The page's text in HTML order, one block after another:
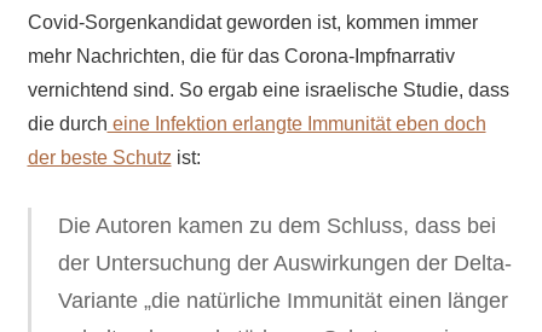
Covid-Sorgenkandidat geworden ist, kommen immer
mehr Nachrichten, die für das Corona-Impfnarrativ
vernichtend sind. So ergab eine israelische Studie, dass
die durch eine Infektion erlangte Immunität eben doch
der beste Schutz ist:
Die Autoren kamen zu dem Schluss, dass bei
der Untersuchung der Auswirkungen der Delta-
Variante „die natürliche Immunität einen länger